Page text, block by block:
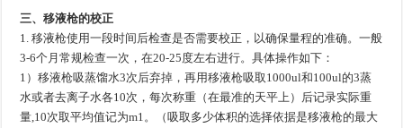
三、移液枪的校正
1. 移液枪使用一段时间后检查是否需要校正，以确保量程的准确。一般
3-6个月常规检查一次，在20-25度左右进行。具体操作如下：
1）移液枪吸蒸馏水3次后弃掉，再用移液枪吸取1000ul和100ul的3蒸
水或者去离子水各10次，每次称重（在最准的天平上）后记录实际重
量,10次取平均值记为m1。（吸取多少体积的选择依据是移液枪的最大